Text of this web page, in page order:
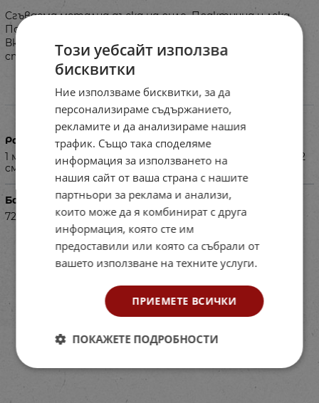
Сгъваема метална дъска на руло. Практична и лека.
Позволява писане и / или игра с магнитни карти.
Включва магнити, за да се фиксира дъската на
стената.
Характеристики
Размери в см
1 метална дъска (70 х 50 см); - 4 магнитни ленти (30 х 2
см).
Баркод (ISBN, UPC, др.)
724630959
Този уебсайт използва
бисквитки
Ние използваме бисквитки, за да
персонализираме съдържанието,
рекламите и да анализираме нашия
трафик. Също така споделяме
информация за използването на
нашия сайт от ваша страна с нашите
партньори за реклама и анализи,
които може да я комбинират с друга
информация, която сте им
предоставили или която са събрали от
вашето използване на техните услуги.
ПРИЕМЕТЕ ВСИЧКИ
ПОКАЖЕТЕ ПОДРОБНОСТИ